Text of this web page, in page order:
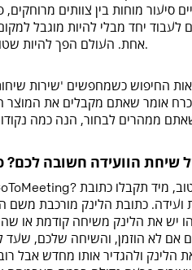
מוחות בין צוותים מרוחקים,
יחד מבלי להיות מוגבל
אחת. העולם הפך להיות שטוח וכולנו כפר גלובלי אחד.
הוועידה חשובה לכם?
ועידה. כתובת הלינק מורכבת
יש את הלינק משיחה קודמת או
אם לא הוזמן, והשיחה שלכם, שעד
הלינק ולהגדיר אותו מחדש אבל